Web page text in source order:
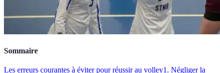
Sommaire
Les erreurs courantes à éviter pour réussir au volley1. Négliger la